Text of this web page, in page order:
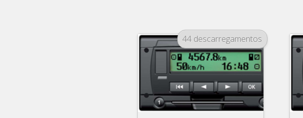
44 descarregamentos